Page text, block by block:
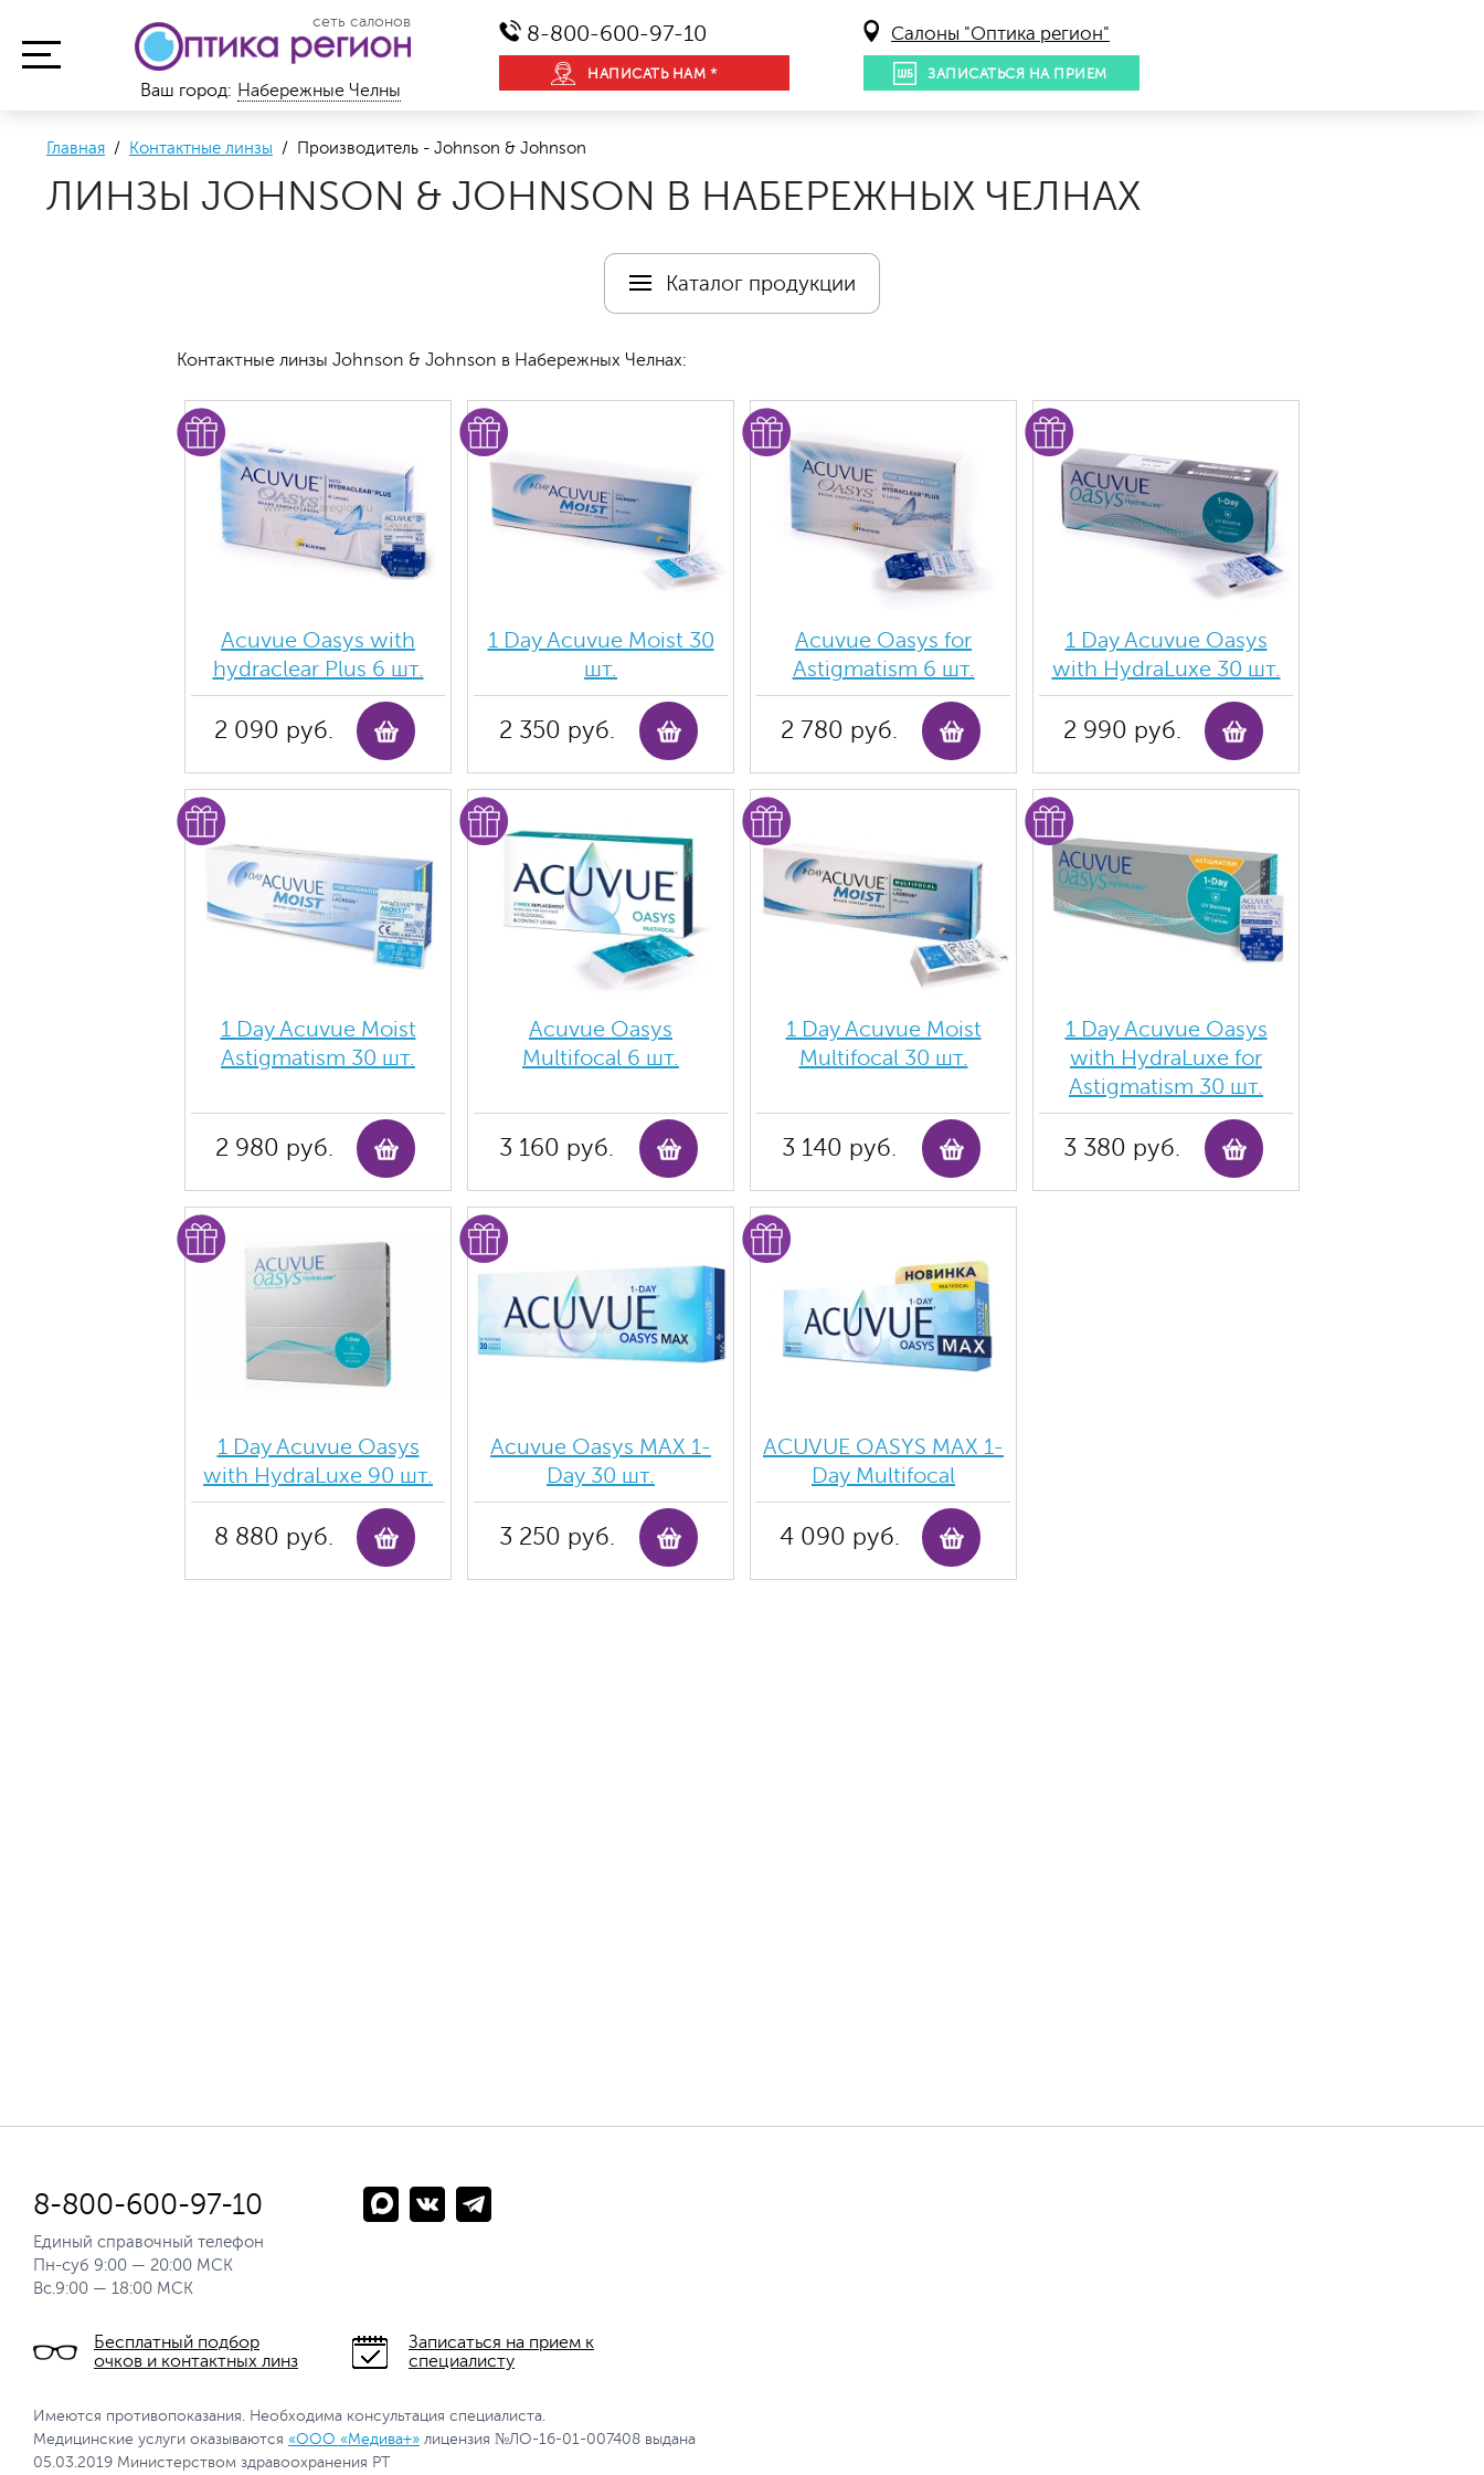
сеть салонов 8-800-600-97-10
НАПИСАТЬ НАМ *
Салоны "Оптика регион"
ЗАПИСАТЬСЯ НА ПРИЕМ
Ваш город: Набережные Челны
Главная / Контактные линзы / Производитель - Johnson & Johnson
ЛИНЗЫ JOHNSON & JOHNSON В НАБЕРЕЖНЫХ ЧЕЛНАХ
Каталог продукции
Контактные линзы Johnson & Johnson в Набережных Челнах:
Acuvue Oasys with
hydraclear Plus 6 шт.
2 090 руб.
1 Day Acuvue Moist 30
шт.
2 350 руб.
Acuvue Oasys for
Astigmatism 6 шт.
2 780 руб.
1 Day Acuvue Oasys
with HydraLuxe 30 шт.
2 990 руб.
1 Day Acuvue Moist
Аstigmatism 30 шт.
2 980 руб.
Acuvue Oasys
Multifocal 6 шт.
3 160 руб.
1 Day Acuvue Moist
Multifocal 30 шт.
3 140 руб.
1 Day Acuvue Oasys
with HydraLuxe for
Аstigmatism 30 шт.
3 380 руб.
1 Day Acuvue Oasys
with HydraLuxe 90 шт.
8 880 руб.
Acuvue Oasys MAX 1-
Day 30 шт.
3 250 руб.
ACUVUE OASYS MAX 1-
Day Multifocal
4 090 руб.
8-800-600-97-10
Единый справочный телефон
Пн-суб 9:00 — 20:00 МСК
Вс.9:00 — 18:00 МСК
Бесплатный подбор
очков и контактных линз
Записаться на прием к
специалисту
Имеются противопоказания. Необходима консультация специалиста.
Медицинские услуги оказываются «ООО «Медива+» лицензия №ЛО-16-01-007408 выдана
05.03.2019 Министерством здравоохранения РТ